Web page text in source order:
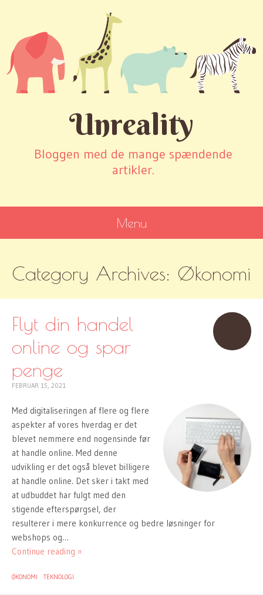
Unreality
Bloggen med de mange spændende
artikler.
Menu
CONTENT
Category Archives: Økonomi
Flyt din handel
online og spar
penge
FEBRUAR 15, 2021
Med digitaliseringen af flere og flere
aspekter af vores hverdag er det
blevet nemmere end nogensinde før
at handle online. Med denne
udvikling er det også blevet billigere
at handle online. Det sker i takt med
at udbuddet har fulgt med den
stigende efterspørgsel, der
resulterer i mere konkurrence og bedre løsninger for
webshops og…
Continue reading »
ØKONOMI TEKNOLOGI